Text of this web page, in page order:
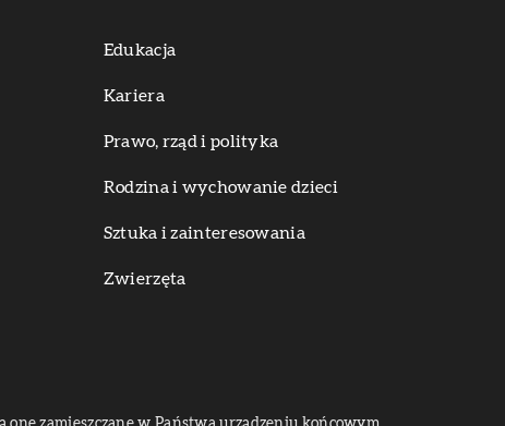
Edukacja
Kariera
Prawo, rząd i polityka
Rodzina i wychowanie dzieci
Sztuka i zainteresowania
Zwierzęta